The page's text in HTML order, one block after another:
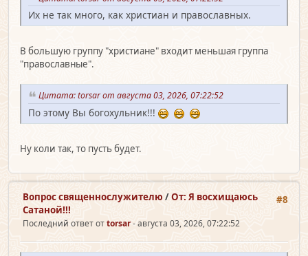
Их не так много, как христиан и православных.
В большую группу "христиане" входит меньшая группа
"православные".
Цитата: torsar от августа 03, 2026, 07:22:52
По этому Вы богохульник!!!
Ну коли так, то пусть будет.
#8
Вопрос священно­служителю/От: Я восхищаюсь
Сатаной!!!
Последний ответ отtorsar- августа 03, 2026, 07:22:52